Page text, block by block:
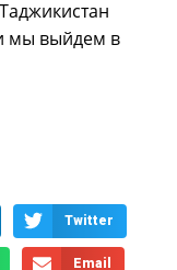
мы выйдем в
Twitter
Email